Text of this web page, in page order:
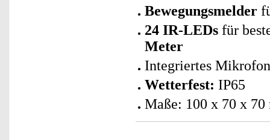
Bewegungsmelder
24 IR-LEDs für
Meter
Integriertes
Wetterfest: IP65
Maße: 100 x 70 x 70